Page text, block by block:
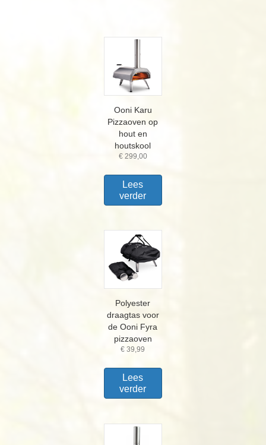
Ooni Karu
Pizzaoven op
hout en
houtskool
€299,00
Lees
verder
Polyester
draagtas voor
de Ooni Fyra
pizzaoven
€ 39,99
Lees
verder